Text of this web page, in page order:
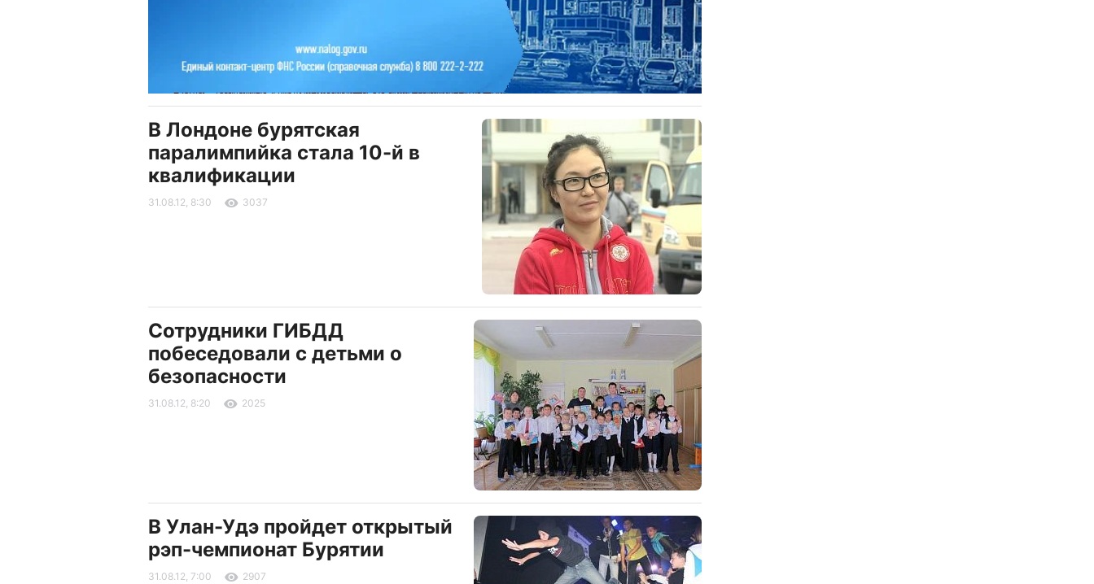
В Лондоне бурятская
паралимпийка стала 10-й в
квалификации
31.08.12, 8:30 3037
Сотрудники ГИБДД
побеседовали с детьми о
безопасности
31.08.12, 8:20 2025
В Улан-Удэ пройдет открытый
рэп-чемпионат Бурятии
31.08.12, 7:00 2907